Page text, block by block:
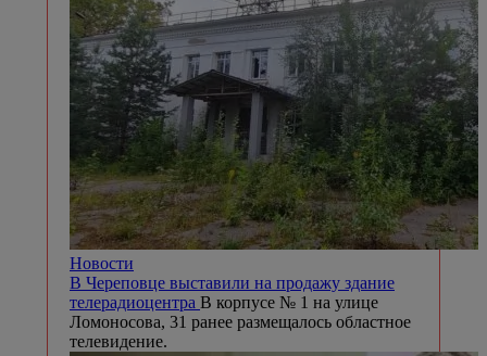
Новости
В Череповце выставили на продажу здание
телерадиоцентра В корпусе № 1 на улице
Ломоносова, 31 ранее размещалось областное
телевидение.